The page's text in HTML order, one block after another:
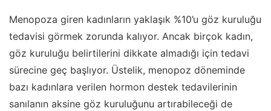
Menopoza giren kadınların yaklaşık %10’u göz kuruluğu
tedavisi görmek zorunda kalıyor. Ancak birçok kadın,
göz kuruluğu belirtilerini dikkate almadığı için tedavi
sürecine geç başlıyor. Üstelik, menopoz döneminde
bazı kadınlara verilen hormon destek tedavilerinin
sanılanın aksine göz kuruluğunu artırabileceği de